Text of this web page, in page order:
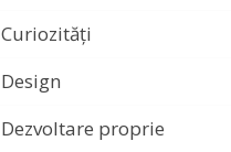
Curiozități
Design
Dezvoltare proprie